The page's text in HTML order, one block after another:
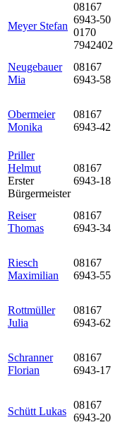
Meyer Stefan
08167
6943-50
0170
7942402
Neugebauer
Mia
08167
6943-58
Obermeier
Monika
08167
6943-42
Priller
Helmut
Erster
Bürgermeister
08167
6943-18
Reiser
Thomas
08167
6943-34
Riesch
Maximilian
08167
6943-55
Rottmüller
Julia
08167
6943-62
Schranner
Florian
08167
6943-17
Schütt Lukas
08167
6943-20